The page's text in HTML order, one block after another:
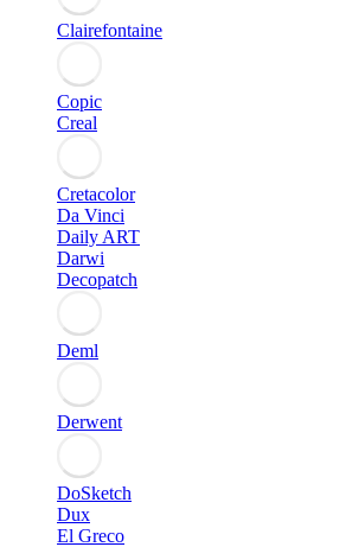
Clairefontaine
Copic
Creal
Cretacolor
Da Vinci
Daily ART
Darwi
Decopatch
Deml
Derwent
DoSketch
Dux
El Greco